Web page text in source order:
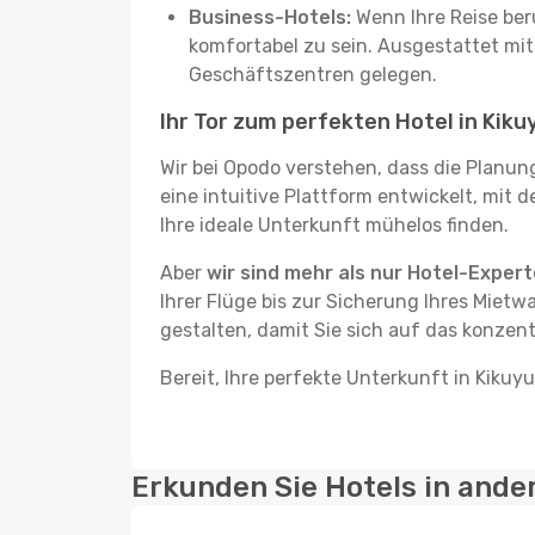
Business-Hotels: Wenn Ihre Reise
komfortabel zu sein. Ausgestattet
Geschäftszentren gelegen.
Ihr Tor zum perfekten Hotel in
Wir bei Opodo verstehen, dass die
eine intuitive Plattform entwickelt, mit
Ihre ideale Unterkunft mühelos finden.
Aber wir sind mehr als nur Hotel-
Ihrer Flüge bis zur Sicherung Ihres
gestalten, damit Sie sich auf das
Bereit, Ihre perfekte Unterkunft in
Erkunden Sie Hotels in